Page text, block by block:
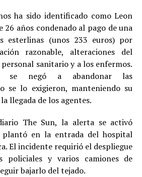
ha sido identificado como Leon
26 años condenado al pago de una
esterlinas (unos 233 euros) por
razonable, alteraciones del
sanitario y a los enfermos.
se negó a abandonar las
se lo exigieron, manteniendo su
llegada de los agentes.
The Sun, la alerta se activó
plantó en la entrada del hospital
El incidente requirió el despliegue
policiales y varios camiones de
bajarlo del tejado.